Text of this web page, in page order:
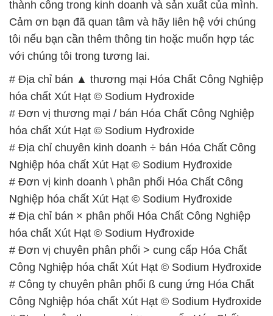
📞 Hotline:
– 0933.920.505 – 028.3504.5555
– 028.3756.1835 – 028.3756.1840 –
028.3756.1841- 028.3756.1842
– 0932.660.696 – 0901.326.566 – 0906.387.866 –
0902.765.866
📧 Email: hoachat@dactruongphat.vn
GIỜ LÀM VIỆC TẠI CÔNG TY HÓA CHẤT ĐẮC
TRƯỜNG PHÁT
Thời gian làm việctại Hóa Chất Đắc Trường Phát
được tổ chức như sau:
Thứ 2 đến thứ 6: Buổi sáng: từ 8h đến 11h – Buổi
chiều: từ 12h30 đến 17h
Thứ 7: Buổi sáng: từ 8h đến 11h – Buổi chiều: từ
12h30 đến 16h